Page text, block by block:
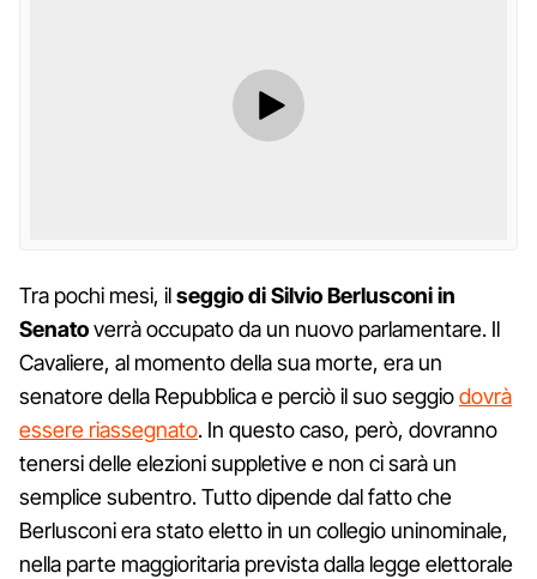
Tra pochi mesi, ilseggio di Silvio Berlusconi in
Senatoverrà occupato da un nuovo parlamentare. Il
Cavaliere, al momento della sua morte, era un
senatore della Repubblica e perciò il suo seggiodovrà
essere riassegnato. In questo caso, però, dovranno
tenersi delle elezioni suppletive e non ci sarà un
semplice subentro. Tutto dipende dal fatto che
Berlusconi era stato eletto in un collegio uninominale,
nella parte maggioritaria prevista dalla legge elettorale